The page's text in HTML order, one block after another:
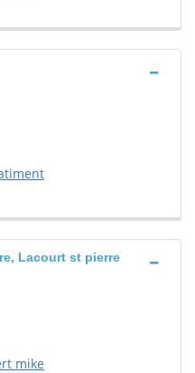
Lacourt st pierre
mike